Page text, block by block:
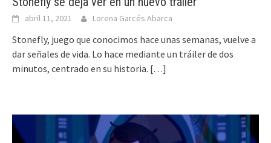
abril 11, 2021 Lorena Garcés Abarca
Stonefly, juego que conocimos hace unas semanas, vuelve a
dar señales de vida. Lo hace mediante un tráiler de dos
minutos, centrado en su historia. […]